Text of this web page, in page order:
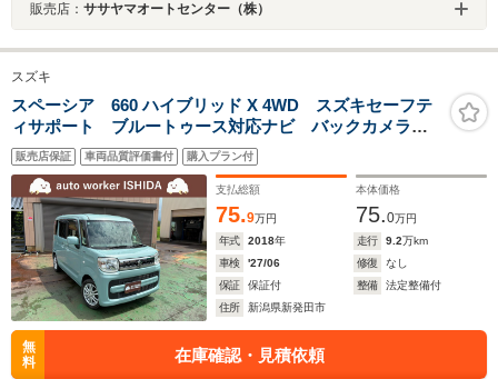
販売店： ササヤマオートセンター（株）
スズキ
スペーシア 660 ハイブリッド X 4WD スズキセーフテ
ィサポート ブルートゥース対応ナビ バックカメラ
スマートキー 両側電動スライドドア シートヒーター
販売店保証 車両品質評価書付 購入プラン付
支払総額
75.9万円
本体価格
75.0万円
年式
2018年 走行 9.2万km
車検
'27/06 修復
なし
保証
保証付 整備
法定整備付
住所
新潟県新発田市
無
料
在庫確認・見積依頼